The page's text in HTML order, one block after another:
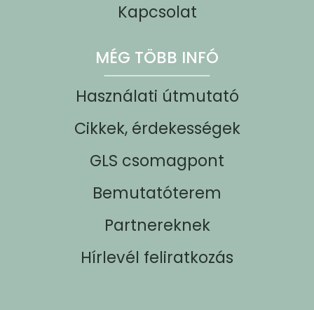
Kapcsolat
MÉG TÖBB INFÓ
Használati útmutató
Cikkek, érdekességek
GLS csomagpont
Bemutatóterem
Partnereknek
Hírlevél feliratkozás